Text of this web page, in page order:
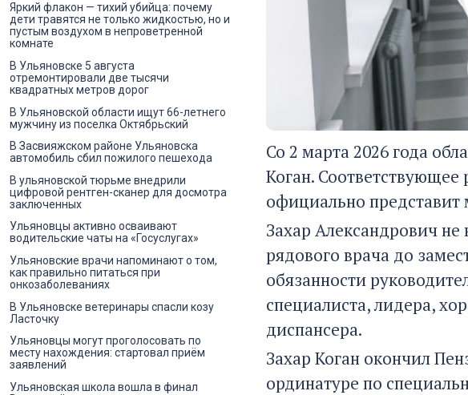
Со 2 марта 2026 года
Коган. Соответствующее
официально
Захар Александрович
рядового врача до
обязанности
специалиста, лидера,
диспансера.
Захар Коган окончил
ординатуре по
Яркий флакон — тихий убийца: почему
дети травятся не только жидкостью, но и
пустым воздухом в непроветренной
комнате
В Ульяновске 5 августа
отремонтировали две тысячи
квадратных метров дорог
В Ульяновской области ищут 66-летнего
мужчину из поселка Октябрьский
В Засвияжском районе Ульяновска
автомобиль сбил пожилого пешехода
В ульяновской тюрьме внедрили
цифровой рентген-сканер для досмотра
заключенных
Ульяновцы активно осваивают
водительские чаты на «Госуслугах»
Ульяновские врачи напоминают о том,
как правильно питаться при
онкозаболеваниях
В Ульяновске ветеринары спасли козу
Ласточку
Ульяновцы могут проголосовать по
месту нахождения: стартовал приём
заявлений
Ульяновская школа вошла в финал